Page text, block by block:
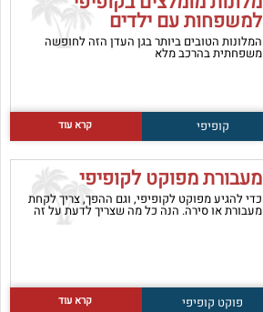
למשפחות עם ילדים
המלונות הטובים ביותר בגן העדן הזה לחופשה
משפחתית בהרכב מלא
קופיפי קרא עוד
מעבורת מפוקט לקופיפי
כדי להגיע מפוקט לקופיפי, וגם ההפך, צריך לקחת
מעבורת או סירה. הנה כל מה שצריך לדעת על זה
פוקט קופיפי קרא עוד